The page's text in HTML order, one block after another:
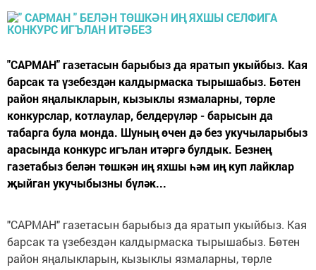
"САРМАН" газетасын барыбыз да яратып укыйбыз. Кая
барсак та үзебездән калдырмаска тырышабыз. Бөтен
район яңалыкларын, кызыклы язмаларны, төрле
конкурслар, котлаулар, белдерүләр - барысын да
табарга була монда. Шуның өчен дә без укучыларыбыз
арасында конкурс игълан итәргә булдык. Безнең
газетабыз белән төшкән иң яхшы һәм иң куп лайклар
җыйган укучыбызны бүләк...
"САРМАН" газетасын барыбыз да яратып укыйбыз. Кая
барсак та үзебездән калдырмаска тырышабыз. Бөтен
район яңалыкларын, кызыклы язмаларны, төрле